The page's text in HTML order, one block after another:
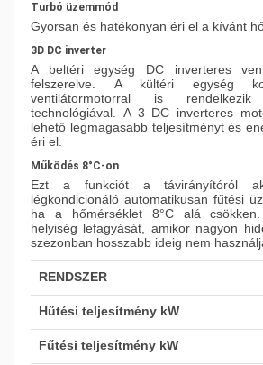
Turbó üzemmód
Gyorsan és hatékonyan éri el a kívánt
3D DC inverter
A beltéri egység DC inverteres
felszerelve. A kültéri egység
ventilátormotorral is
technológiával. A 3 DC inverteres
lehető legmagasabb teljesítményt és
éri el.
Működés 8°C-on
Ezt a funkciót a távirányítóról
légkondicionáló automatikusan fűtési
ha a hőmérséklet 8°C alá
helyiség lefagyását, amikor nagyon
szezonban hosszabb ideig nem
RENDSZER
Hűtési teljesítmény kW
Fűtési teljesítmény kW